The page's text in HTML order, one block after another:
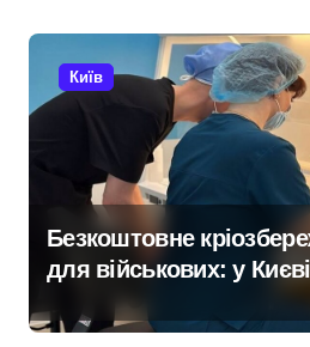
постраждалих
Київ
Безкоштовне
для військових: у Києві
оновили центр
репродуктивної